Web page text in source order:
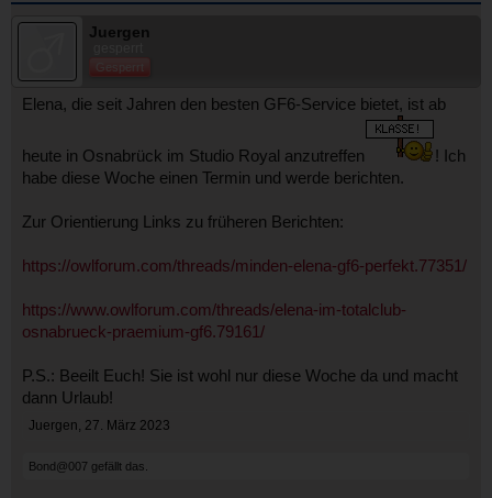
Juergen
Elena, die seit Jahren den besten GF6-Service bietet, ist ab
heute in Osnabrück im Studio Royal anzutreffen
! Ich
habe diese Woche einen Termin und werde berichten.
Zur Orientierung Links zu früheren Berichten:
https://owlforum.com/threads/minden-elena-gf6-perfekt.77351/
https://www.owlforum.com/threads/elena-im-totalclub-
osnabrueck-praemium-gf6.79161/
P.S.: Beeilt Euch! Sie ist wohl nur diese Woche da und macht
dann Urlaub!
Juergen, 27. März 2023
Bond@007 gefällt das.